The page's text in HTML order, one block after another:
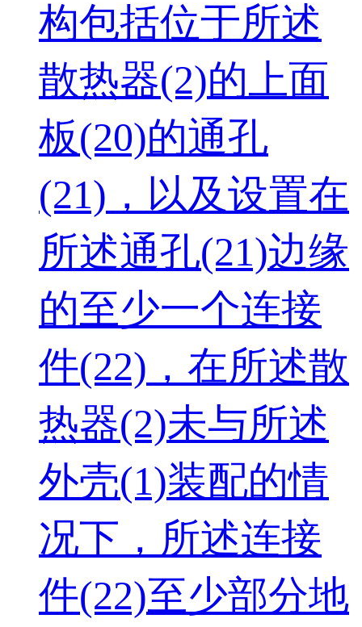
构包括位于所述
散热器(2)的上面
板(20)的通孔
(21)，以及设置在
所述通孔(21)边缘
的至少一个连接
件(22)，在所述散
热器(2)未与所述
外壳(1)装配的情
况下，所述连接
件(22)至少部分地